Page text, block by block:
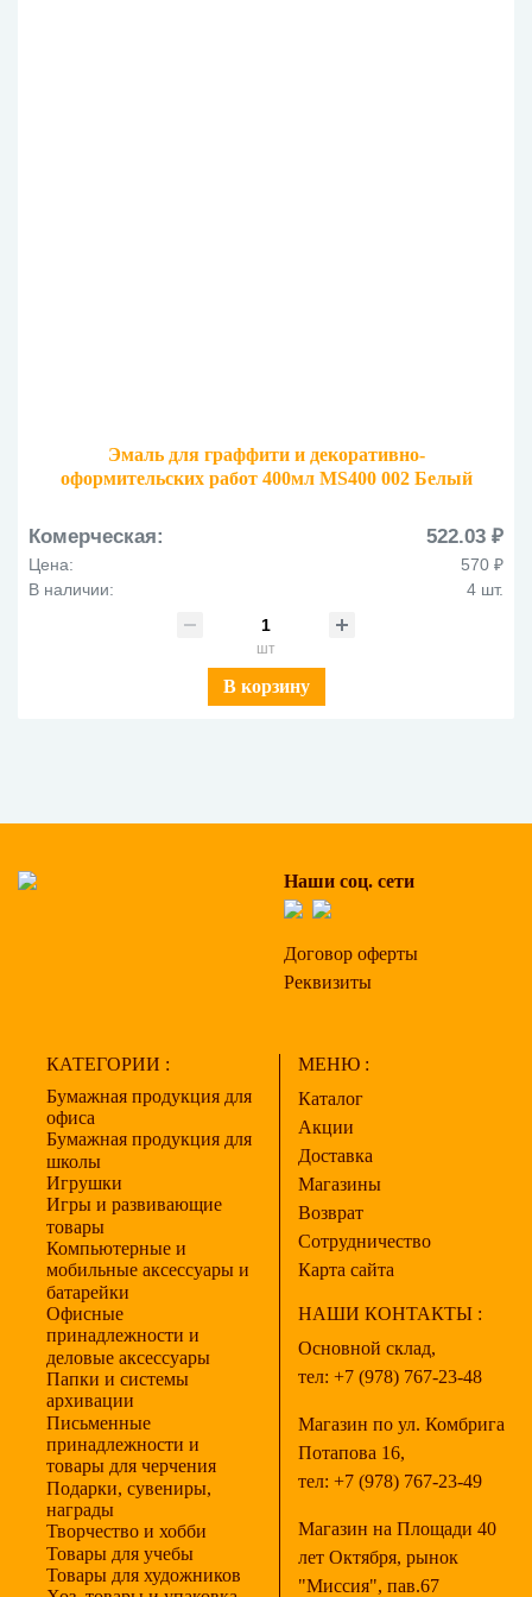
Эмаль для граффити и декоративно-
оформительских работ 400мл MS400 002 Белый
Комерческая: 522.03 ₽
Цена:
570 ₽
В наличии:
4 шт.
шт
В корзину
Наши соц. сети
Договор оферты
Реквизиты
КАТЕГОРИИ :
Бумажная продукция для
офиса
Бумажная продукция для
школы
Игрушки
Игры и развивающие
товары
Компьютерные и
мобильные аксессуары и
батарейки
Офисные
принадлежности и
деловые аксессуары
Папки и системы
архивации
Письменные
принадлежности и
товары для черчения
Подарки, сувениры,
награды
Творчество и хобби
Товары для учебы
Товары для художников
МЕНЮ :
Каталог
Акции
Доставка
Магазины
Возврат
Сотрудничество
Карта сайта
НАШИ КОНТАКТЫ :
Основной склад,
тел: +7 (978) 767-23-48
Магазин по ул. Комбрига
Потапова 16,
тел: +7 (978) 767-23-49
Магазин на Площади 40
лет Октября, рынок
"Миссия", пав.67